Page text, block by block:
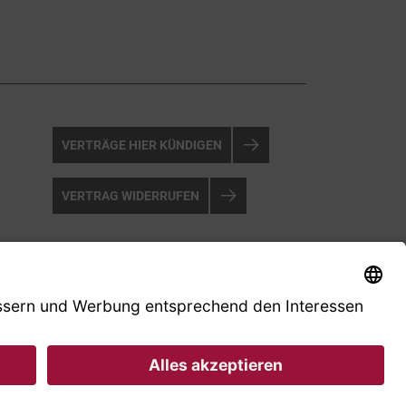
VERTRÄGE HIER KÜNDIGEN
VERTRAG WIDERRUFEN